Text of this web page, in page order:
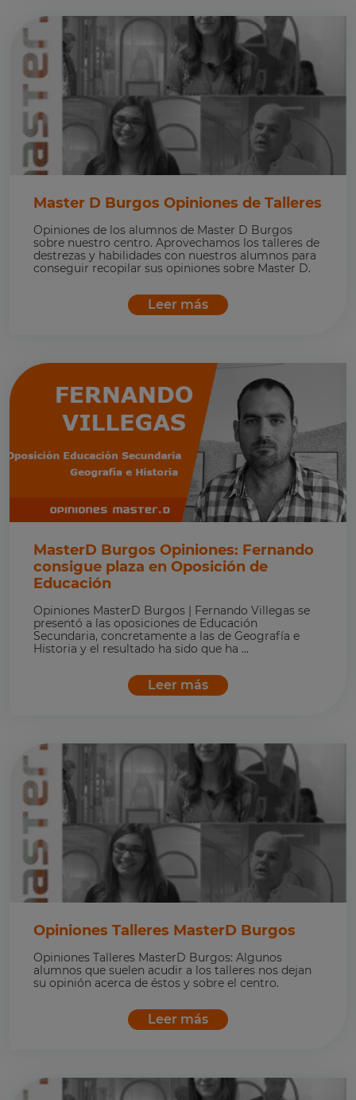
Master D Burgos Opiniones de Talleres
Opiniones de los alumnos de Master D Burgos
sobre nuestro centro. Aprovechamos los talleres de
destrezas y habilidades con nuestros alumnos para
conseguir recopilar sus opiniones sobre Master D.
Leer más
MasterD Burgos Opiniones: Fernando
consigue plaza en Oposición de
Educación
Opiniones MasterD Burgos | Fernando Villegas se
presentó a las oposiciones de Educación
Secundaria, concretamente a las de Geografía e
Historia y el resultado ha sido que ha ...
Leer más
Opiniones Talleres MasterD Burgos
Opiniones Talleres MasterD Burgos: Algunos
alumnos que suelen acudir a los talleres nos dejan
su opinión acerca de éstos y sobre el centro.
Leer más